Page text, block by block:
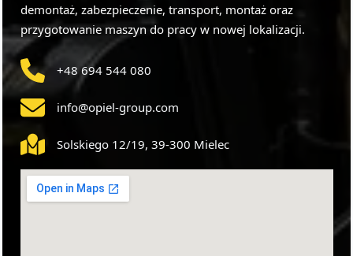
demontaż, zabezpieczenie, transport, montaż oraz
przygotowanie maszyn do pracy w nowej lokalizacji.
+48 694 544 080
info@opiel-group.com
Solskiego 12/19, 39-300 Mielec